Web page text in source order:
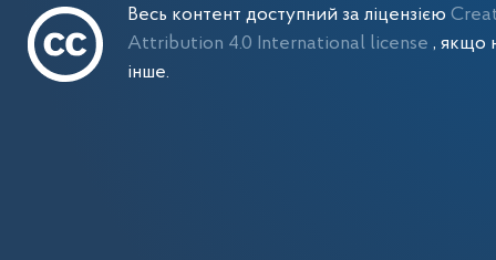
Весь контент доступний за ліцензією
Attribution 4.0 International license , якщо
інше.